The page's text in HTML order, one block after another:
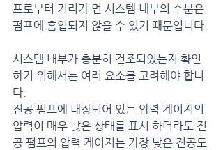
프로부터 거리가 먼 시스템 내부의 수분은
펌프에 흡입되지 않을 수 있기 때문입니다.
시스템 내부가 충분히 건조되었는지 확인
하기 위해서는 여러 요소를 고려해야 합니
다.
진공 펌프에 내장되어 있는 압력 게이지의
압력이 매우 낮은 상태를 표시 하더라도 진
공 펌프의 압력 게이지는 가장 낮은 진공도